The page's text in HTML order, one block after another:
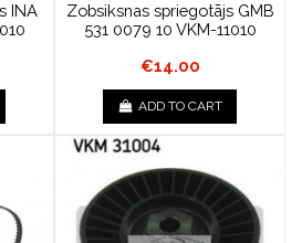
INA
Zobsiksnas spriegotājs GMB
531 0079 10 VKM-11010
€14.00
ADD TO CART